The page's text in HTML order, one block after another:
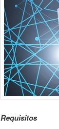
Requisitos